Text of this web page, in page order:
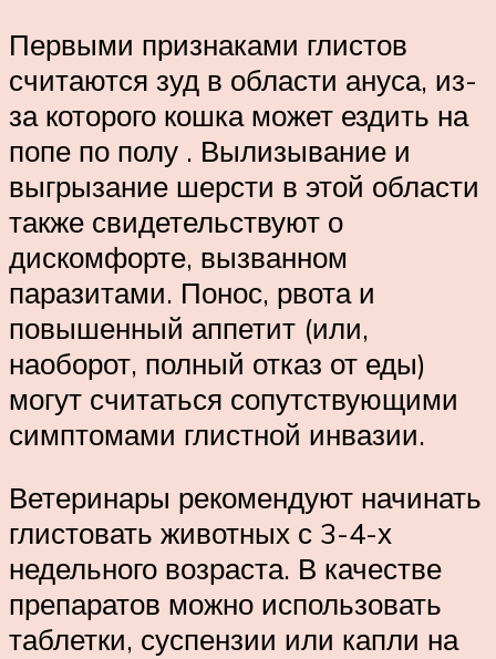
Первыми признаками глистов
считаются зуд в области ануса, из-
за которого кошка может ездить на
попе по полу . Вылизывание и
выгрызание шерсти в этой области
также свидетельствуют о
дискомфорте, вызванном
паразитами. Понос, рвота и
повышенный аппетит (или,
наоборот, полный отказ от еды)
могут считаться сопутствующими
симптомами глистной инвазии.
Ветеринары рекомендуют начинать
глистовать животных с 3-4-х
недельного возраста. В качестве
препаратов можно использовать
таблетки, суспензии или капли на